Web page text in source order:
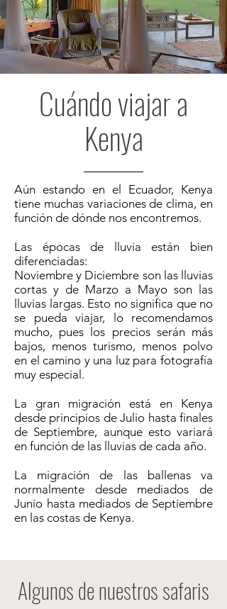
Cuándo viajar a
Kenya
Aún estando en el Ecuador, Kenya
tiene muchas variaciones de clima, en
función de dónde nos encontremos.
Las épocas de lluvia están bien
diferenciadas:
Noviembre y Diciembre son las lluvias
cortas y de Marzo a Mayo son las
lluvias largas. Esto no significa que no
se pueda viajar, lo recomendamos
mucho, pues los precios serán más
bajos, menos turismo, menos polvo
en el camino y una luz para fotografía
muy especial.
La gran migración está en Kenya
desde principios de Julio hasta finales
de Septiembre, aunque esto variará
en función de las lluvias de cada año.
La migración de las ballenas va
normalmente desde mediados de
Junio hasta mediados de Septiembre
en las costas de Kenya.
Algunos de nuestros safaris